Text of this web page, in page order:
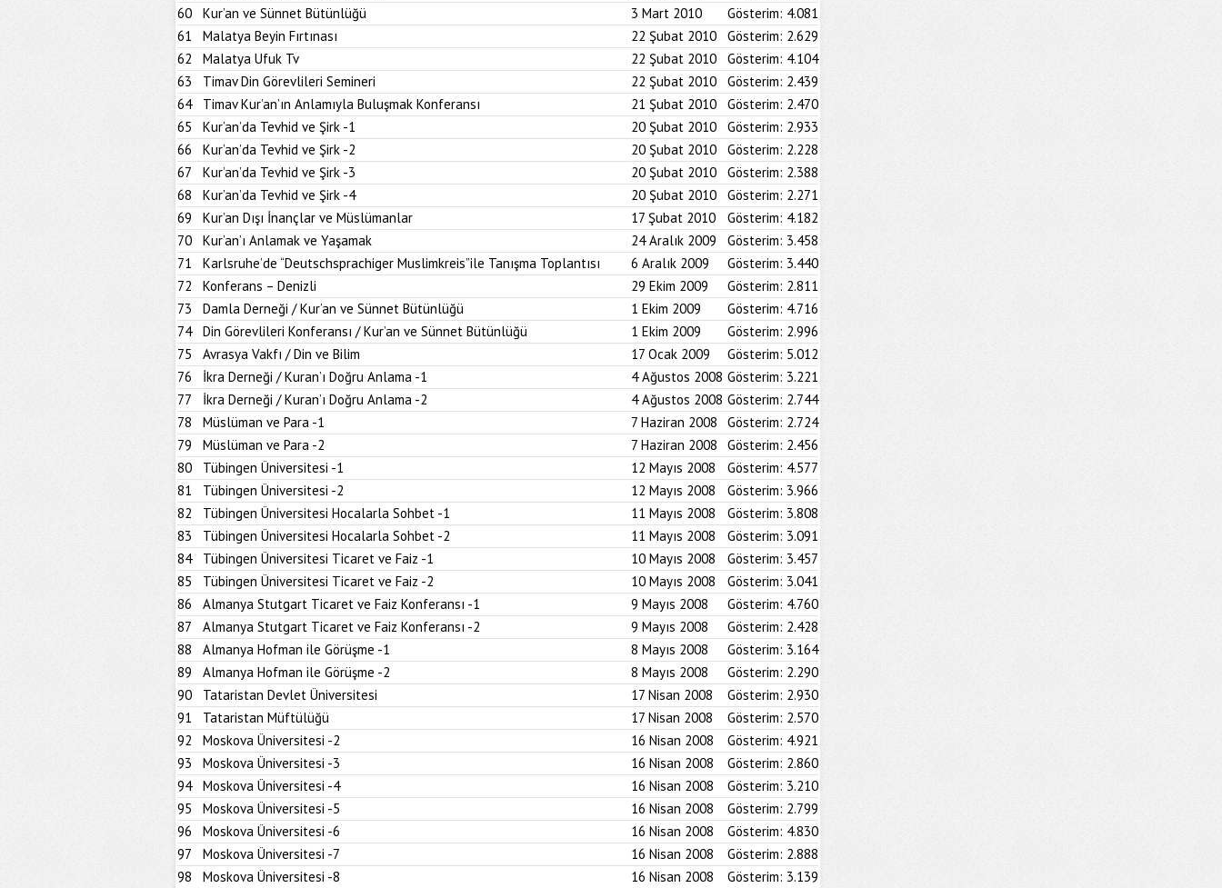
60
Kur’an ve Sünnet Bütünlüğü 3 Mart 2010 Gösterim: 4.081
61
Malatya Beyin Fırtınası 22 Şubat 2010 Gösterim: 2.629
62
Malatya Ufuk Tv 22 Şubat 2010 Gösterim: 4.104
63
Timav Din Görevlileri Semineri 22 Şubat 2010 Gösterim: 2.439
64
Timav Kur’an’ın Anlamıyla Buluşmak Konferansı 21 Şubat 2010 Gösterim: 2.470
65
Kur’an’da Tevhid ve Şirk -1 20 Şubat 2010 Gösterim: 2.933
66
Kur’an’da Tevhid ve Şirk -2 20 Şubat 2010 Gösterim: 2.228
67
Kur’an’da Tevhid ve Şirk -3 20 Şubat 2010 Gösterim: 2.388
68
Kur’an’da Tevhid ve Şirk -4 20 Şubat 2010 Gösterim: 2.271
69
Kur’an Dışı İnançlar ve Müslümanlar 17 Şubat 2010 Gösterim: 4.182
70
Kur’an’ı Anlamak ve Yaşamak 24 Aralık 2009 Gösterim: 3.458
71
Karlsruhe’de “Deutschsprachiger Muslimkreis”ile Tanışma Toplantısı 6 Aralık 2009 Gösterim: 3.440
72
Konferans – Denizli 29 Ekim 2009 Gösterim: 2.811
73
Damla Derneği / Kur’an ve Sünnet Bütünlüğü 1 Ekim 2009 Gösterim: 4.716
74
Din Görevlileri Konferansı / Kur’an ve Sünnet Bütünlüğü 1 Ekim 2009 Gösterim: 2.996
75
Avrasya Vakfı / Din ve Bilim 17 Ocak 2009 Gösterim: 5.012
76
İkra Derneği / Kuran’ı Doğru Anlama -1 4 Ağustos 2008 Gösterim: 3.221
77
İkra Derneği / Kuran’ı Doğru Anlama -2 4 Ağustos 2008 Gösterim: 2.744
78
Müslüman ve Para -1 7 Haziran 2008 Gösterim: 2.724
79
Müslüman ve Para -2 7 Haziran 2008 Gösterim: 2.456
80
Tübingen Üniversitesi -1 12 Mayıs 2008 Gösterim: 4.577
81
Tübingen Üniversitesi -2 12 Mayıs 2008 Gösterim: 3.966
82
Tübingen Üniversitesi Hocalarla Sohbet -1 11 Mayıs 2008 Gösterim: 3.808
83
Tübingen Üniversitesi Hocalarla Sohbet -2 11 Mayıs 2008 Gösterim: 3.091
84
Tübingen Üniversitesi Ticaret ve Faiz -1 10 Mayıs 2008 Gösterim: 3.457
85
Tübingen Üniversitesi Ticaret ve Faiz -2 10 Mayıs 2008 Gösterim: 3.041
86
Almanya Stutgart Ticaret ve Faiz Konferansı -1 9 Mayıs 2008 Gösterim: 4.760
87
Almanya Stutgart Ticaret ve Faiz Konferansı -2 9 Mayıs 2008 Gösterim: 2.428
88
Almanya Hofman ile Görüşme -1 8 Mayıs 2008 Gösterim: 3.164
89
Almanya Hofman ile Görüşme -2 8 Mayıs 2008 Gösterim: 2.290
90
Tataristan Devlet Üniversitesi 17 Nisan 2008 Gösterim: 2.930
91
Tataristan Müftülüğü 17 Nisan 2008 Gösterim: 2.570
92
Moskova Üniversitesi -2 16 Nisan 2008 Gösterim: 4.921
93
Moskova Üniversitesi -3 16 Nisan 2008 Gösterim: 2.860
94
Moskova Üniversitesi -4 16 Nisan 2008 Gösterim: 3.210
95
Moskova Üniversitesi -5 16 Nisan 2008 Gösterim: 2.799
96
Moskova Üniversitesi -6 16 Nisan 2008 Gösterim: 4.830
97
Moskova Üniversitesi -7 16 Nisan 2008 Gösterim: 2.888
98
Moskova Üniversitesi -8 16 Nisan 2008 Gösterim: 3.139